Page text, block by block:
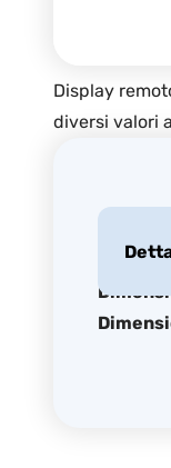
Display
diversi valori